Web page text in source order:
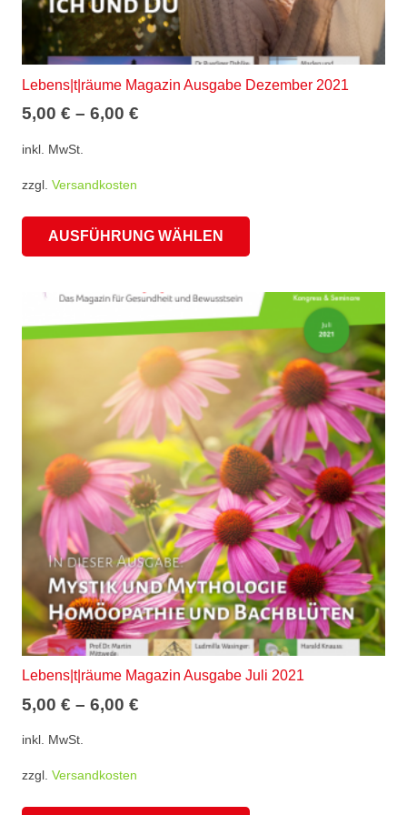
Lebens|t|räume Magazin Ausgabe Dezember 2021
5,00 € – 6,00 €
inkl. MwSt.
zzgl. Versandkosten
AUSFÜHRUNG WÄHLEN
mehrere
Varianten
auf.
Die
Optionen
können
auf
der
Produktseite
gewählt
werden
Lebens|t|räume Magazin Ausgabe Juli 2021
5,00 € – 6,00 €
inkl. MwSt.
zzgl. Versandkosten